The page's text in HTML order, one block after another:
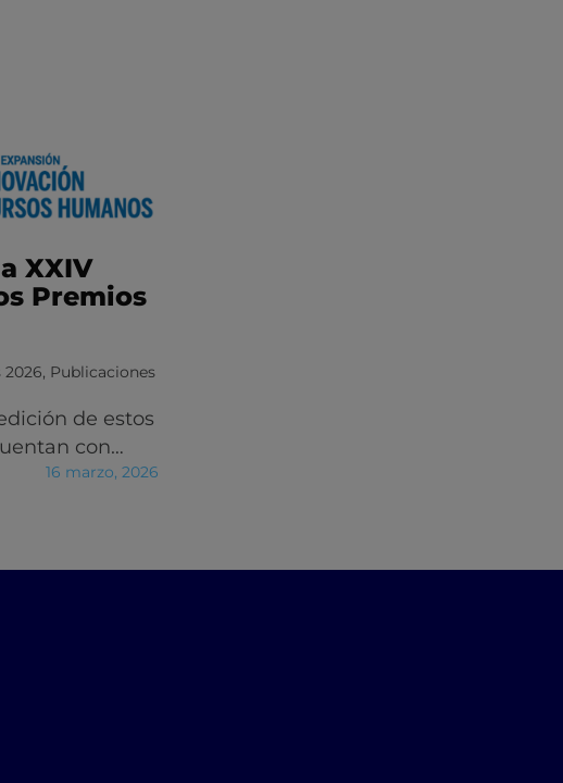
XXIV
Premios
2026, Publicaciones
de estos
con…
16 marzo, 2026